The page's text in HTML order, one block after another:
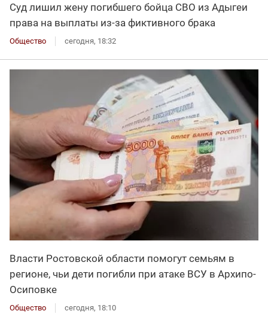
Суд лишил жену погибшего бойца СВО из Адыгеи
права на выплаты из-за фиктивного брака
Общество сегодня, 18:32
Власти Ростовской области помогут семьям в
регионе, чьи дети погибли при атаке ВСУ в Архипо-
Осиповке
Общество сегодня, 18:10